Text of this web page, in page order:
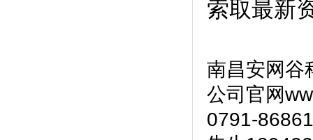
索取最新
南昌安网
公司官网
0791-